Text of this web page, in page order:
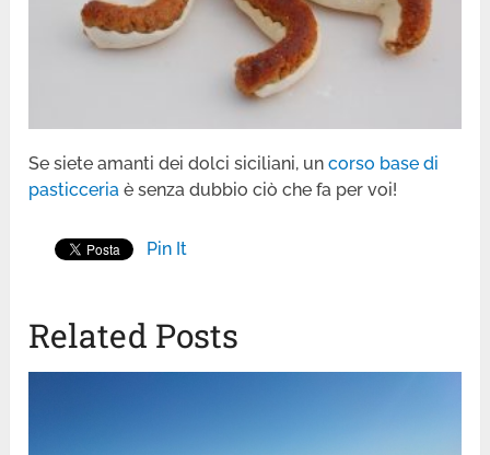
Se siete amanti dei dolci siciliani, uncorso base di
pasticceria è senza dubbio ciò che fa per voi!
Pin It
Related Posts